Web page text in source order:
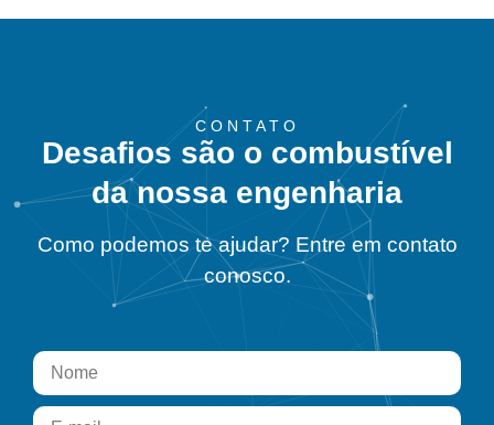
CONTATO
Desafios são o combustível
da nossa engenharia
Como podemos te ajudar? Entre em contato
conosco.